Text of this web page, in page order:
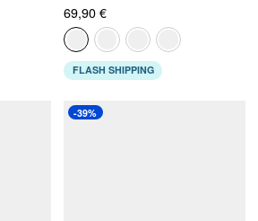
69,90 €
FLASH SHIPPING
-39%